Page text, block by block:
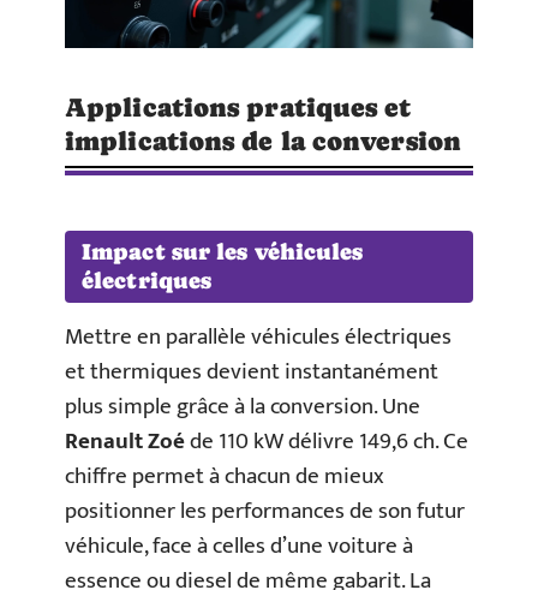
Applications pratiques et
implications de la conversion
Impact sur les véhicules
électriques
Mettre en parallèle véhicules électriques
et thermiques devient instantanément
plus simple grâce à la conversion. Une
Renault Zoéde 110 kW délivre 149,6 ch. Ce
chiffre permet à chacun de mieux
positionner les performances de son futur
véhicule, face à celles d’une voiture à
essence ou diesel de même gabarit. La